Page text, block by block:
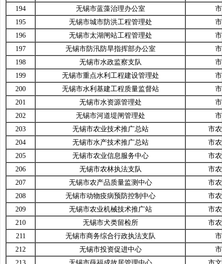
194
无锡市蓝藻治理办公室
195
无锡市城市防洪工程管理处
196
无锡市太湖闸站工程管理处
197
无锡市防汛防旱指挥部办公室
198
无锡市水政监察支队
199
无锡市重点水利工程建设管理处
200
无锡市水利基建工程质量监督站
201
无锡市水资源管理处
202
无锡市河道堤闸管理处
203
无锡市农业技术推广总站
市
204
无锡市水产技术推广总站
市
205
无锡市农业信息服务中心
市
206
无锡市农林执法支队
市
207
无锡市农产品质量监测中心
市
208
无锡市动物疫病预防控制中心
市
209
无锡市农业机械技术推广站
市
210
无锡市犬类留检所
市
211
无锡市商务综合行政执法支队
212
无锡市投资促进中心